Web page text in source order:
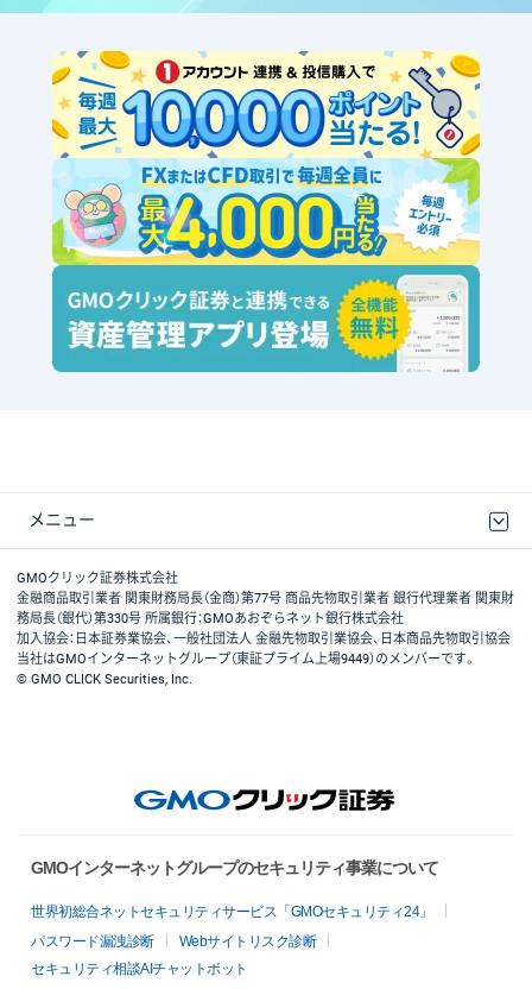
メニュー
取引規程・約款
最良執行方針
ディスクレイマー
リスク説明
GMOクリック証券ホームページ
GMOクリック証券株式会社
金融商品取引業者 関東財務局長（金商）第77号 商品先物取引業者 銀行代理業者 関東財
務局長（銀代）第330号 所属銀行：GMOあおぞらネット銀行株式会社
加入協会：日本証券業協会、一般社団法人 金融先物取引業協会、日本商品先物取引協会
当社はGMOインターネットグループ（東証プライム上場9449）のメンバーです。
© GMO CLICK Securities, Inc.
GMOインターネットグループのセキュリティ事業について
世界初総合ネットセキュリティサービス「GMOセキュリティ24」
パスワード漏洩診断
Webサイトリスク診断
セキュリティ相談AIチャットボット